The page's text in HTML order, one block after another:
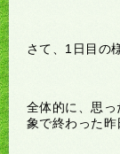
さて、1日目の
全体的に、思
象で終わった昨